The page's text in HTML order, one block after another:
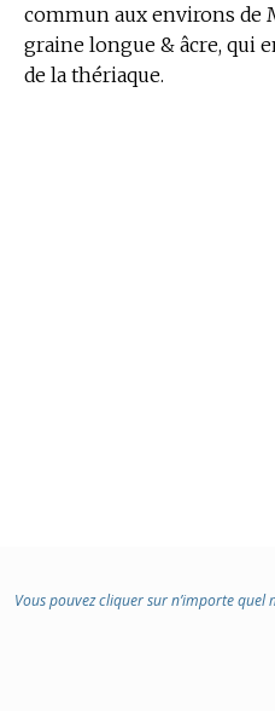
commun aux environs de
graine longue & âcre, qui
de la thériaque.
Vous pouvez cliquer sur n’importe